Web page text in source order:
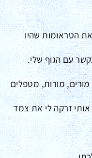
הטראומות שהיו
עם הגוף שלי.
מורים, מורות, מטפלים
זרקה לי את צמד